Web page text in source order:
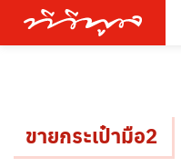
ขายกระเป๋ามือ2